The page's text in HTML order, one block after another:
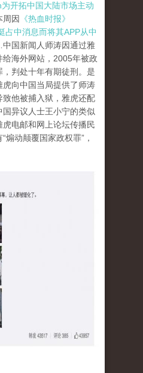
开拓中国大陆市场主动
周因
《热血时报》
占中消息而将其APP从中
国新闻人师涛因通过雅
给海外网站，2005年被政
判处十年有期徒刑。是
向中国当局提供了师涛
他被捕入狱，雅虎还配
异议人士王小宁的类似
电邮和网上论坛传播民
煽动颠覆国家政权罪”，